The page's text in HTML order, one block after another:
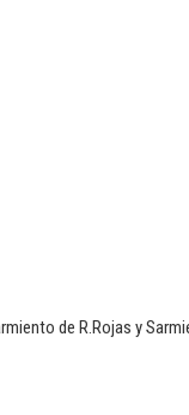
de R.Rojas y